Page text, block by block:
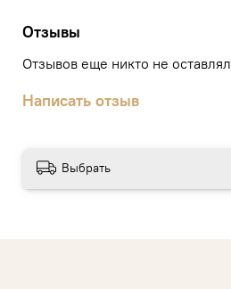
Отзывы
Отзывов еще никто не оставлял
Написать отзыв
Выбрать